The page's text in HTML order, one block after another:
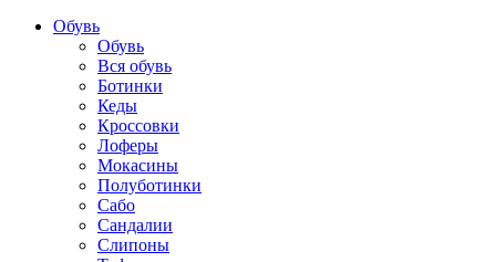
Обувь
Обувь
Вся обувь
Ботинки
Кеды
Кроссовки
Лоферы
Мокасины
Полуботинки
Сабо
Сандалии
Слипоны